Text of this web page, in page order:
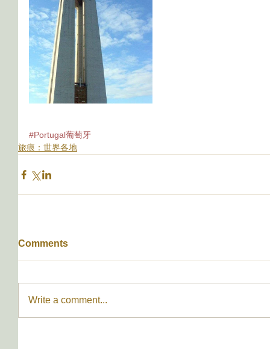
#Portugal葡萄牙
旅痕：世界各地
Comments
Write a comment...